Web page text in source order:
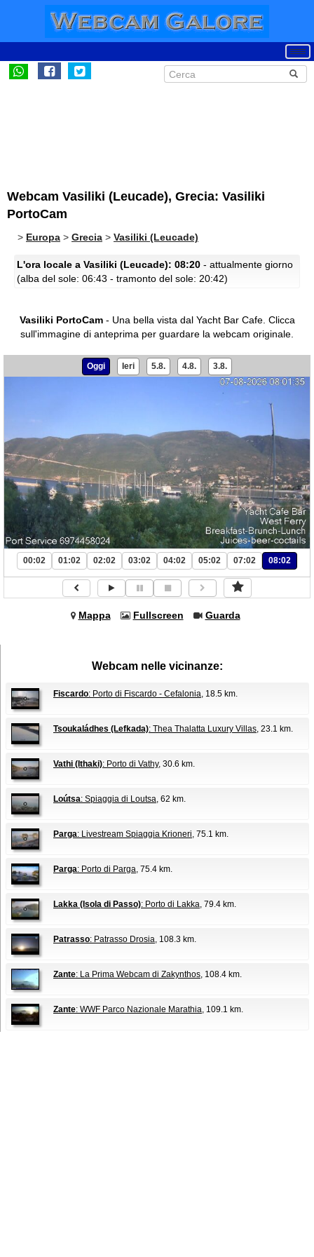
Webcam Vasiliki (Leucade), Grecia: Vasiliki
PortoCam
> Europa > Grecia > Vasiliki (Leucade)
L'ora locale a Vasiliki (Leucade): 08:20 - attualmente giorno
(alba del sole: 06:43 - tramonto del sole: 20:42)
Vasiliki PortoCam- Una bella vista dal Yacht Bar Cafe. Clicca
sull'immagine di anteprima per guardare la webcam originale.
Oggi Ieri 5.8. 4.8. 3.8.
00:02 01:02 02:02 03:02 04:02 05:02 07:02 08:02
Mappa Fullscreen Guarda
Webcam nelle vicinanze:
Fiscardo: Porto di Fiscardo - Cefalonia, 18.5 km.
Tsoukaládhes (Lefkada): Thea Thalatta Luxury Villas, 23.1 km.
Vathi (Ithaki): Porto di Vathy, 30.6 km.
Loútsa: Spiaggia di Loutsa, 62 km.
Parga: Livestream Spiaggia Krioneri, 75.1 km.
Parga: Porto di Parga, 75.4 km.
Lakka (Isola di Passo): Porto di Lakka, 79.4 km.
Patrasso: Patrasso Drosia, 108.3 km.
Zante: La Prima Webcam di Zakynthos, 108.4 km.
Zante: WWF Parco Nazionale Marathia, 109.1 km.